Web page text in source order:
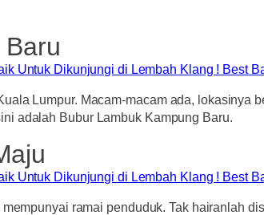
Lumpur. Macam-macam ada,
adalah Bubur Lambuk Kampung Baru.
ramai penduduk. Tak hairanlah